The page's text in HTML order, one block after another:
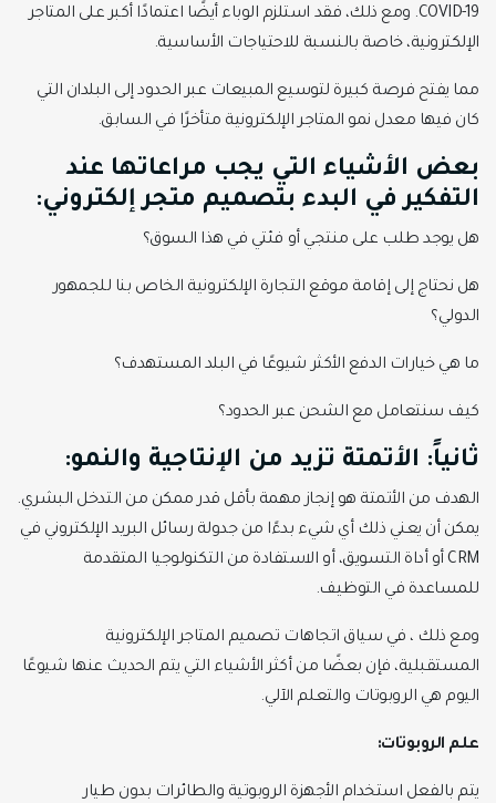
COVID-19. ومع ذلك، فقد استلزم الوباء أيضًا اعتمادًا أكبر على المتاجر
الإلكترونية، خاصة بالنسبة للاحتياجات الأساسية.
مما يفتح فرصة كبيرة لتوسيع المبيعات عبر الحدود إلى البلدان التي
كان فيها معدل نمو المتاجر الإلكترونية متأخرًا في السابق.
بعض الأشياء التي يجب مراعاتها عند
التفكير في البدء بتصميم متجر إلكتروني:
هل يوجد طلب على منتجي أو فئتي في هذا السوق؟
هل نحتاج إلى إقامة موقع التجارة الإلكترونية الخاص بنا للجمهور
الدولي؟
ما هي خيارات الدفع الأكثر شيوعًا في البلد المستهدف؟
كيف سنتعامل مع الشحن عبر الحدود؟
ثانياً: الأتمتة تزيد من الإنتاجية والنمو:
الهدف من الأتمتة هو إنجاز مهمة بأقل قدر ممكن من التدخل البشري.
يمكن أن يعني ذلك أي شيء بدءًا من جدولة رسائل البريد الإلكتروني في
CRM أو أداة التسويق، أو الاستفادة من التكنولوجيا المتقدمة
للمساعدة في التوظيف.
ومع ذلك ، في سياق اتجاهات تصميم المتاجر الإلكترونية
المستقبلية، فإن بعضًا من أكثر الأشياء التي يتم الحديث عنها شيوعًا
اليوم هي الروبوتات والتعلم الآلي.
علم الروبوتات:
يتم بالفعل استخدام الأجهزة الروبوتية والطائرات بدون طيار